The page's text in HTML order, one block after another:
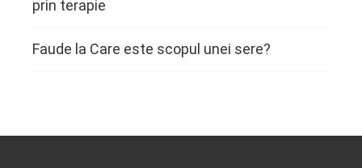
prin terapie
Faude la Care este scopul unei sere?